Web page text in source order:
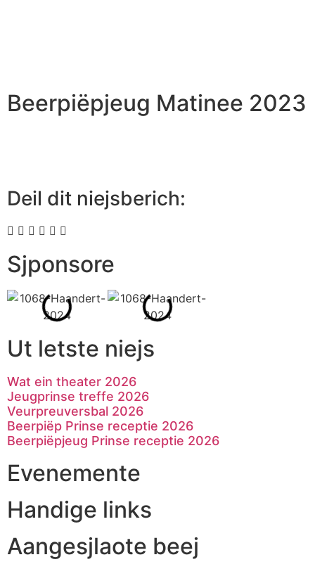
Beerpiëpjeug Matinee 2023
Deil dit niejsberich:
Sjponsore
Ut letste niejs
Wat ein theater 2026
Jeugprinse treffe 2026
Veurpreuversbal 2026
Beerpiëp Prinse receptie 2026
Beerpiëpjeug Prinse receptie 2026
Evenemente
Handige links
Aangesjlaote beej